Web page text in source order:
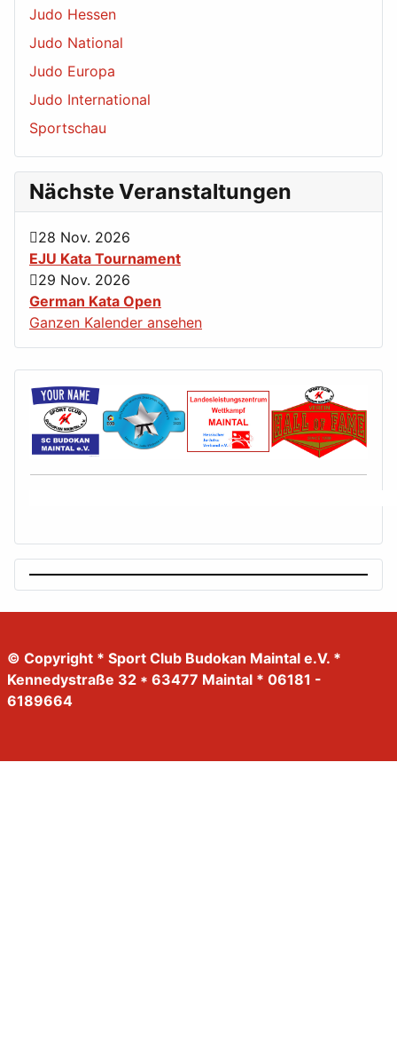
Judo Hessen
Judo National
Judo Europa
Judo International
Sportschau
Nächste Veranstaltungen
28 Nov. 2026
EJU Kata Tournament
29 Nov. 2026
German Kata Open
Ganzen Kalender ansehen
© Copyright * Sport Club Budokan Maintal e.V. *
Kennedystraße 32 * 63477 Maintal * 06181 -
6189664